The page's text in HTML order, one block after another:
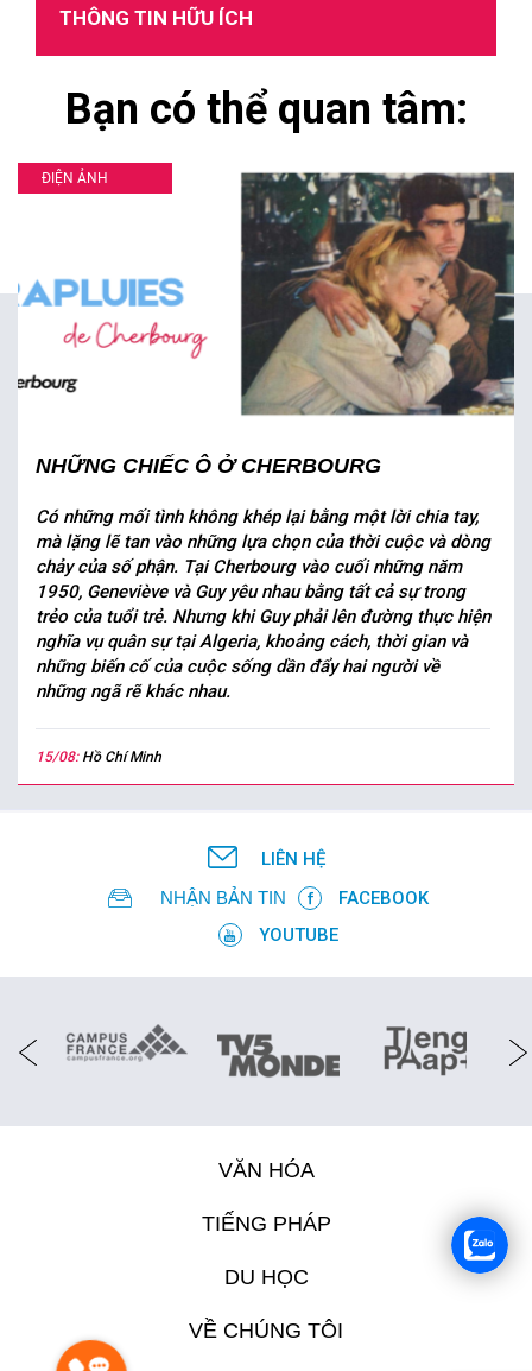
THÔNG TIN HỮU ÍCH
Bạn có thể quan tâm:
ĐIỆN ẢNH
NHỮNG CHIẾC Ô Ở CHERBOURG
Có những mối tình không khép lại bằng một lời chia tay,
mà lặng lẽ tan vào những lựa chọn của thời cuộc và dòng
chảy của số phận. Tại Cherbourg vào cuối những năm
1950, Geneviève và Guy yêu nhau bằng tất cả sự trong
trẻo của tuổi trẻ. Nhưng khi Guy phải lên đường thực hiện
nghĩa vụ quân sự tại Algeria, khoảng cách, thời gian và
những biến cố của cuộc sống dần đẩy hai người về
những ngã rẽ khác nhau.
15/08: Hồ Chí Minh
LIÊN HỆ
NHẬN BẢN TIN
FACEBOOK
YOUTUBE
VĂN HÓA
TIẾNG PHÁP
DU HỌC
VỀ CHÚNG TÔI